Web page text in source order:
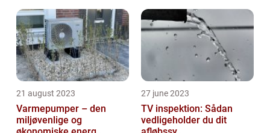
21 august 2023
Varmepumper – den
miljøvenlige og
27 june 2023
TV inspektion: Sådan
vedligeholder du dit